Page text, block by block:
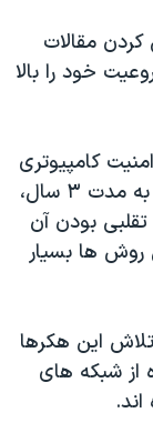
مقالات
خود را بالا
کامپیوتری
می گوید «این واقعیت که روش های آنها به مدت ۳ سال،
بودن آن
ها بسیار
این هکرها
از شبکه های